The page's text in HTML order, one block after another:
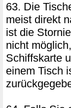
63. Die
meist direkt
ist die
nicht
Schiffskarte
einem Tisch